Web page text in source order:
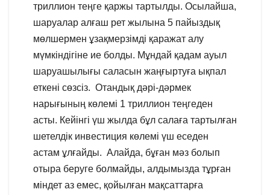
триллион теңге қаржы тартылды. Осылайша,
шаруалар алғаш рет жылына 5 пайыздық
мөлшермен ұзақмерзімді қаражат алу
мүмкіндігіне ие болды. Мұндай қадам ауыл
шаруашылығы саласын жаңғыртуға ықпал
еткені сөзсіз. Отандық дәрі-дәрмек
нарығының көлемі 1 триллион теңгеден
асты. Кейінгі үш жылда бұл салаға тартылған
шетелдік инвестиция көлемі үш еседен
астам ұлғайды. Алайда, бұған мәз болып
отыра беруге болмайды, алдымызда тұрған
міндет аз емес, қойылған мақсаттарға